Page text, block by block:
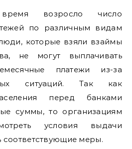
возросло число
по различным видам
которые взяли взаймы
не могут выплачивать
платежи из-за
ситуаций. Так как
перед банками
суммы, то организациям
условия выдачи
соответствующие меры.